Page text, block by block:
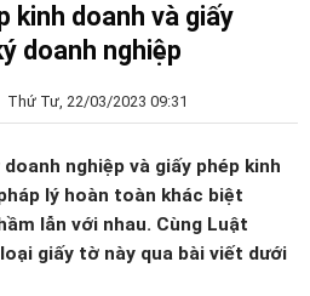
kinh doanh và giấy
doanh nghiệp
Thứ Tư, 22/03/2023 09:31
nghiệp và giấy phép kinh
lý hoàn toàn khác biệt
lẫn với nhau. Cùng Luật
giấy tờ này qua bài viết dưới